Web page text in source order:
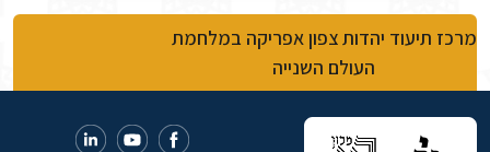
מרכז תיעוד יהדות צפון אפריקה במלחמת
העולם השנייה